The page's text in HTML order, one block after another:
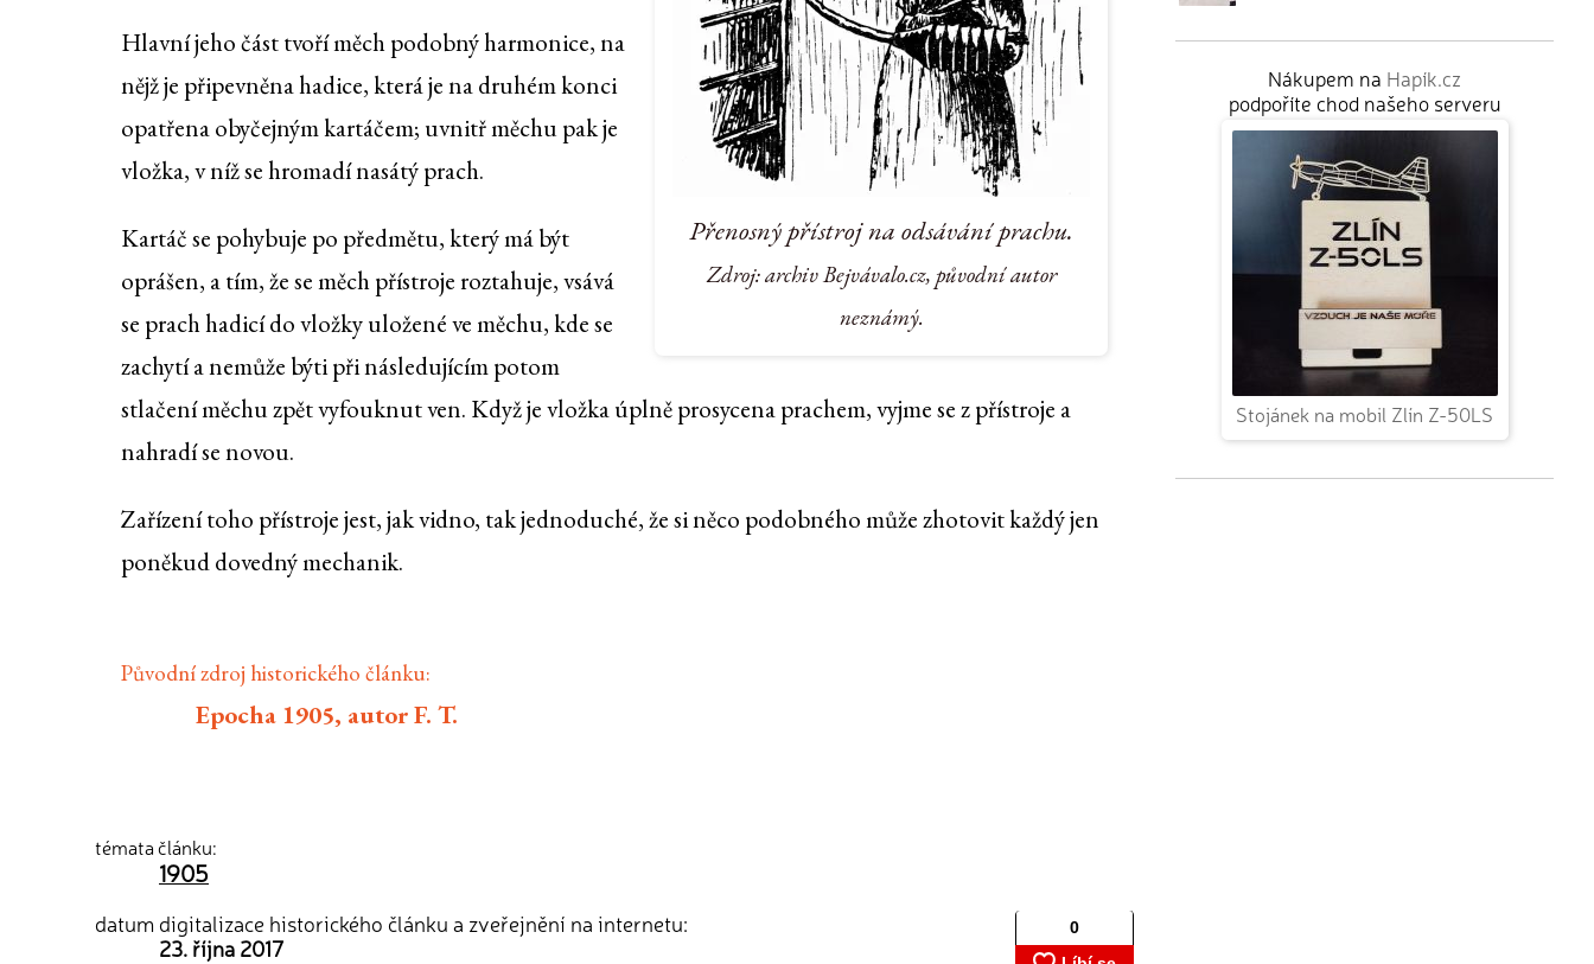
Přenosný přístroj na odsávání prachu.
Zdroj: archiv Bejvávalo.cz, původní autor
neznámý.
Hlavní jeho část tvoří měch podobný harmonice, na
nějž je připevněna hadice, která je na druhém konci
opatřena obyčejným kartáčem; uvnitř měchu pak je
vložka, v níž se hromadí nasátý prach.
Kartáč se pohybuje po předmětu, který má být
oprášen, a tím, že se měch přístroje roztahuje, vsává
se prach hadicí do vložky uložené ve měchu, kde se
zachytí a nemůže býti při následujícím potom
stlačení měchu zpět vyfouknut ven. Když je vložka úplně prosycena prachem, vyjme se z přístroje a
nahradí se novou.
Zařízení toho přístroje jest, jak vidno, tak jednoduché, že si něco podobného může zhotovit každý jen
poněkud dovedný mechanik.
Původní zdroj historického článku:
Epocha 1905, autor F. T.
témata článku:
1905
datum digitalizace historického článku a zveřejnění na internetu:
23. října 2017
Nákupem na Hapík.cz
podpoříte chod našeho serveru
Stojánek na mobil Zlín Z-50LS